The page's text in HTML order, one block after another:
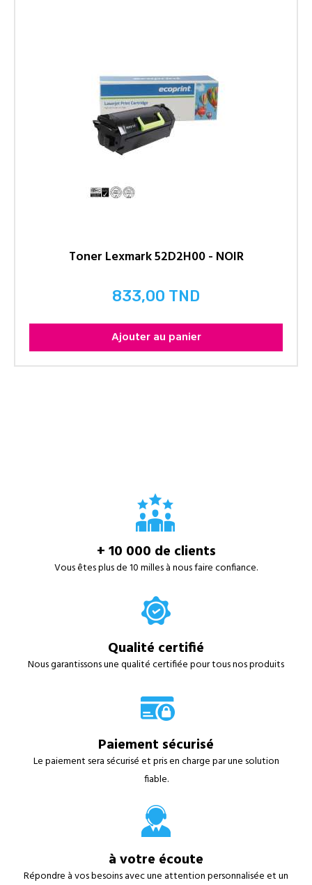
Toner Lexmark 52D2H00 - NOIR
Prix
833,00 TND
Ajouter au panier
+ 10 000 de clients
Vous êtes plus de 10 milles à nous faire confiance.
Qualité certifié
Nous garantissons une qualité certifiée pour tous nos produits
Paiement sécurisé
Le paiement sera sécurisé et pris en charge par une solution
fiable.
à votre écoute
Répondre à vos besoins avec une attention personnalisée et un